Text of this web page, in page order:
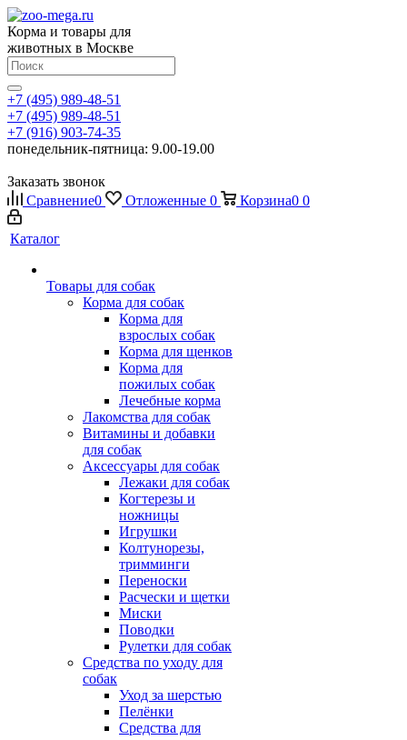
Корма и товары для
животных в Москве
+7 (495) 989-48-51
+7 (495) 989-48-51
+7 (916) 903-74-35
понедельник-пятница: 9.00-19.00
Заказать звонок
Сравнение0 Отложенные 0 Корзина0 0
Каталог
Товары для собак
Корма для собак
Корма для
взрослых собак
Корма для щенков
Корма для
пожилых собак
Лечебные корма
Лакомства для собак
Витамины и добавки
для собак
Аксессуары для собак
Лежаки для собак
Когтерезы и
ножницы
Игрушки
Колтунорезы,
тримминги
Переноски
Расчески и щетки
Миски
Поводки
Рулетки для собак
Средства по уходу для
собак
Уход за шерстью
Пелёнки
Средства для